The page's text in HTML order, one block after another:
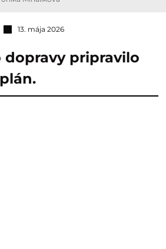
13. mája 2026
dopravy pripravilo